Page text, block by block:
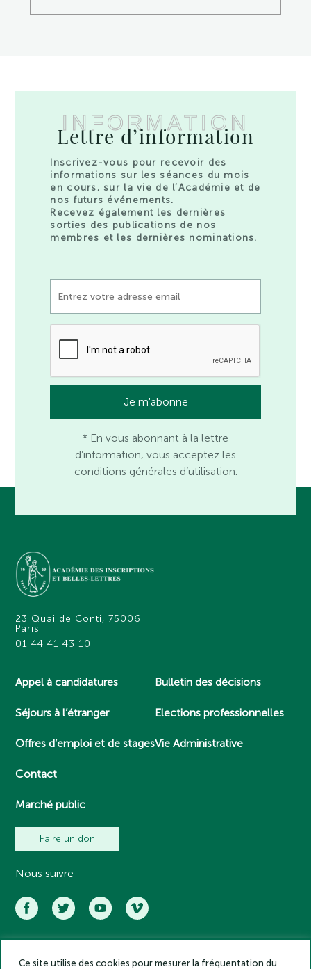
INFORMATION
Lettre d’information
Inscrivez-vous pour recevoir des
informations sur les séances du mois
en cours, sur la vie de l’Académie et de
nos futurs événements.
Recevez également les dernières
sorties des publications de nos
membres et les dernières nominations.
* En vous abonnant à la lettre
d’information, vous acceptez les
conditions générales d’utilisation.
23 Quai de Conti, 75006
Paris
01 44 41 43 10
Appel à candidatures
Séjours à l’étranger
Offres d’emploi et de stages
Contact
Marché public
Bulletin des décisions
Elections professionnelles
Vie Administrative
Faire un don
Nous suivre
Ce site utilise des cookies pour mesurer la fréquentation du